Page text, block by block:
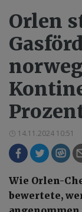
Orlen
14.11.2024 10:51
Wie Orlen-
bewertete,